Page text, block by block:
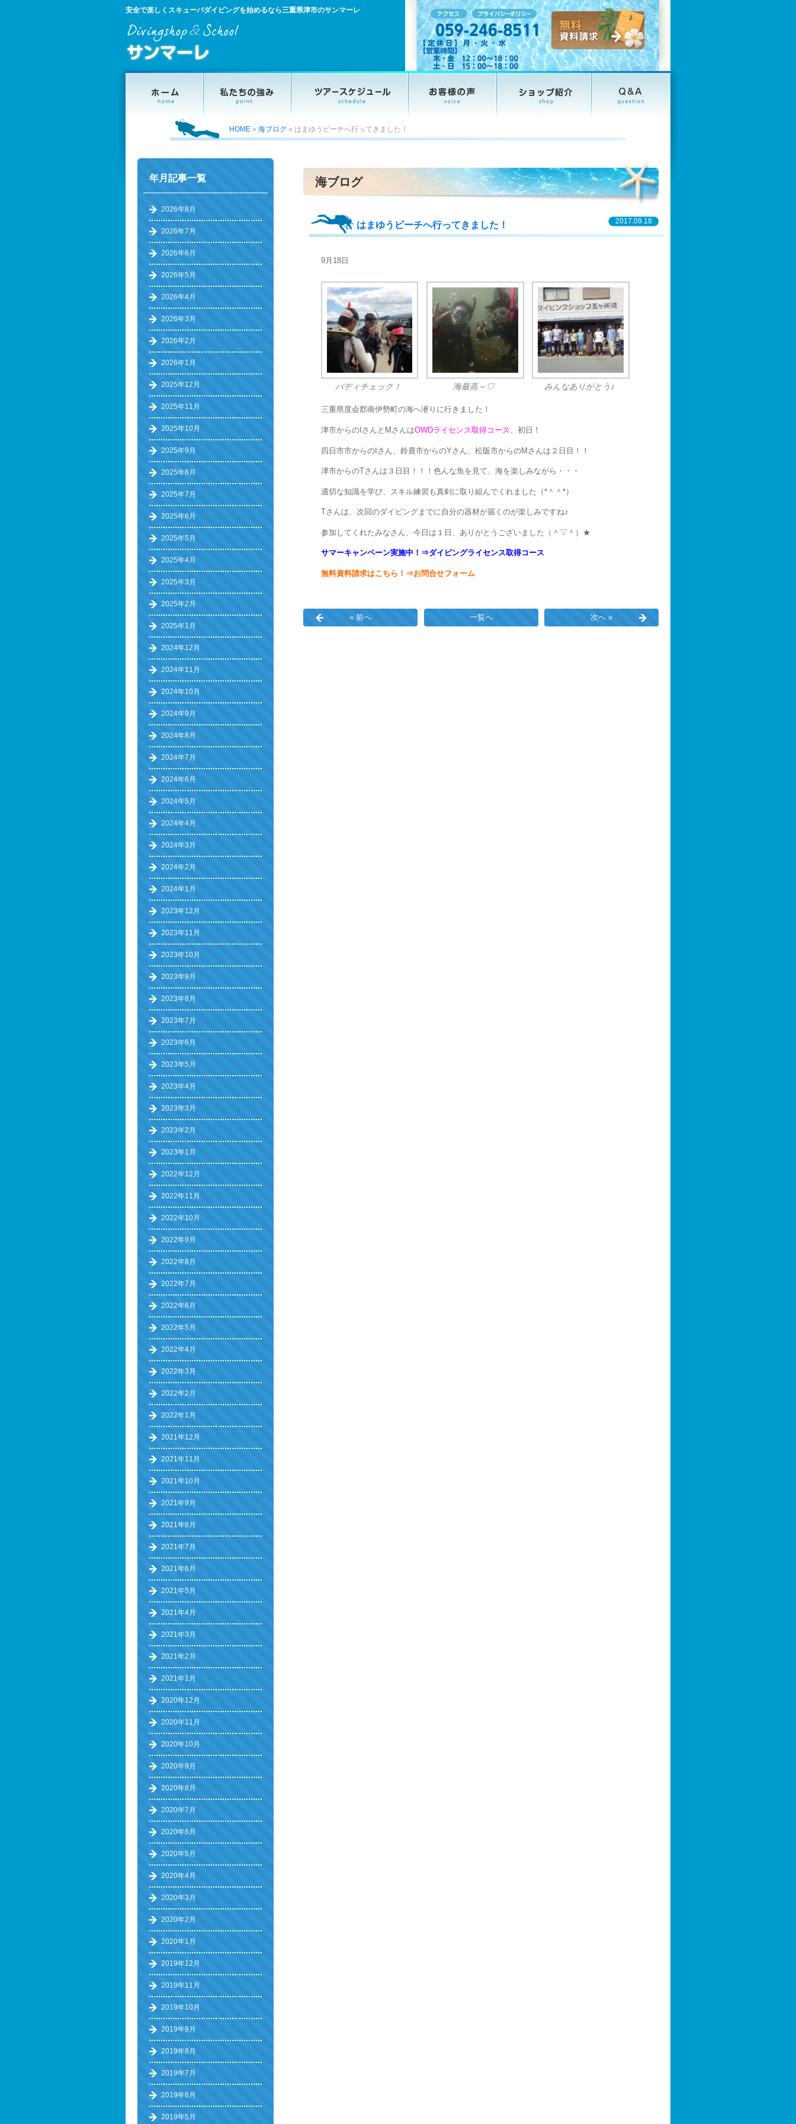
安全で楽しくスキューバダイビングを始めるなら三重県津市のサンマーレ
HOME » 海ブログ » はまゆうビーチへ行ってきました！
海ブログ
はまゆうビーチへ行ってきました！ 2017.09.18
9月18日
バディチェック！ 海最高～♡ みんなありがとう♪
三重県度会郡南伊勢町の海へ潜りに行きました！
津市からのIさんとMさんはOWDライセンス取得コース 、初日！
四日市市からのIさん、鈴鹿市からのYさん、松阪市からのMさんは２日目！！
津市からのTさんは３日目！！！色んな魚を見て、海を楽しみながら・・・
適切な知識を学び、スキル練習も真剣に取り組んでくれました（*＾＾*）
Tさんは、次回のダイビングまでに自分の器材が届くのが楽しみですね♪
参加してくれたみなさん、今日は１日、ありがとうございました（＾▽＾）★
サマーキャンペーン実施中！⇒ダイビングライセンス取得コース
無料資料請求はこちら！⇒お問合せフォーム
« 前へ 一覧へ 次へ »
年月記事一覧
2026年8月
2026年7月
2026年6月
2026年5月
2026年4月
2026年3月
2026年2月
2026年1月
2025年12月
2025年11月
2025年10月
2025年9月
2025年8月
2025年7月
2025年6月
2025年5月
2025年4月
2025年3月
2025年2月
2025年1月
2024年12月
2024年11月
2024年10月
2024年9月
2024年8月
2024年7月
2024年6月
2024年5月
2024年4月
2024年3月
2024年2月
2024年1月
2023年12月
2023年11月
2023年10月
2023年9月
2023年8月
2023年7月
2023年6月
2023年5月
2023年4月
2023年3月
2023年2月
2023年1月
2022年12月
2022年11月
2022年10月
2022年9月
2022年8月
2022年7月
2022年6月
2022年5月
2022年4月
2022年3月
2022年2月
2022年1月
2021年12月
2021年11月
2021年10月
2021年9月
2021年8月
2021年7月
2021年6月
2021年5月
2021年4月
2021年3月
2021年2月
2021年1月
2020年12月
2020年11月
2020年10月
2020年9月
2020年8月
2020年7月
2020年6月
2020年5月
2020年4月
2020年3月
2020年2月
2020年1月
2019年12月
2019年11月
2019年10月
2019年9月
2019年8月
2019年7月
2019年6月
2019年5月